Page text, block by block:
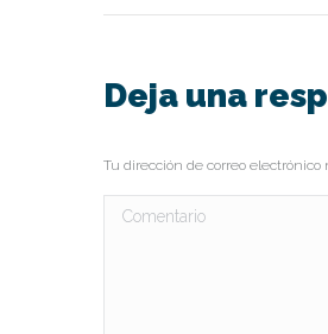
Deja una
Tu dirección de correo
Comentario